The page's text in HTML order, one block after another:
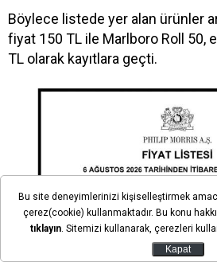
Böylece listede yer alan ürünler
fiyat 150 TL ile Marlboro Roll 50,
TL olarak kayıtlara geçti.
Bu site deneyimlerinizi kişiselleştirmek
çerez(cookie) kullanmaktadır. Bu konu
tıklayın. Sitemizi kullanarak, çerezleri
Kapat